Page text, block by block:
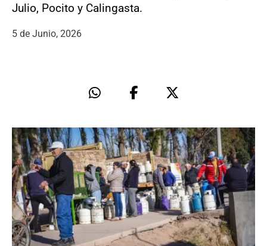
Julio, Pocito y Calingasta.
5 de Junio, 2026